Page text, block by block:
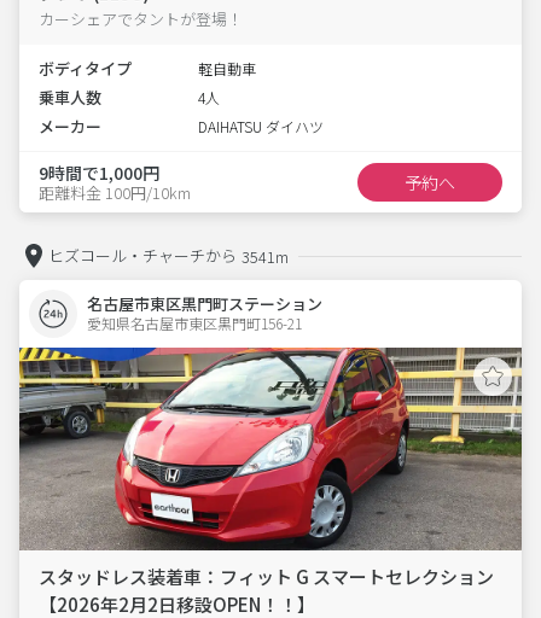
カーシェアでタントが登場！
ボディタイプ 軽自動車
乗車人数 4人
メーカー DAIHATSU ダイハツ
9時間で1,000円
距離料金 100円/10km 予約へ
ヒズコール・チャーチから 3541m
名古屋市東区黒門町ステーション
愛知県名古屋市東区黒門町156-21
スタッドレス装着車：フィット G スマートセレクション
【2026年2月2日移設OPEN！！】